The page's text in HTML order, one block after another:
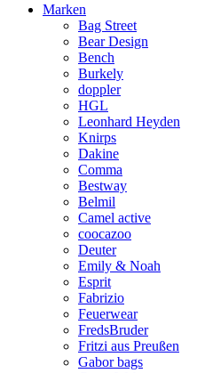
Marken
Bag Street
Bear Design
Bench
Burkely
doppler
HGL
Leonhard Heyden
Knirps
Dakine
Comma
Bestway
Belmil
Camel active
coocazoo
Deuter
Emily & Noah
Esprit
Fabrizio
Feuerwear
FredsBruder
Fritzi aus Preußen
Gabor bags